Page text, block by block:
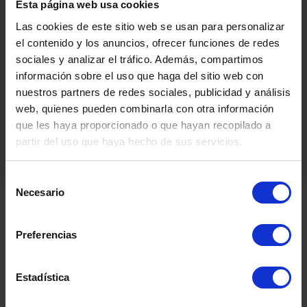
Esta página web usa cookies
Las cookies de este sitio web se usan para personalizar
el contenido y los anuncios, ofrecer funciones de redes
sociales y analizar el tráfico. Además, compartimos
información sobre el uso que haga del sitio web con
nuestros partners de redes sociales, publicidad y análisis
web, quienes pueden combinarla con otra información
que les haya proporcionado o que hayan recopilado a
partir del uso que haya hecho de sus servicios.
Necesario
Preferencias
Estadística
Hergestellt von
BACHILLER
Verwandte Produkte